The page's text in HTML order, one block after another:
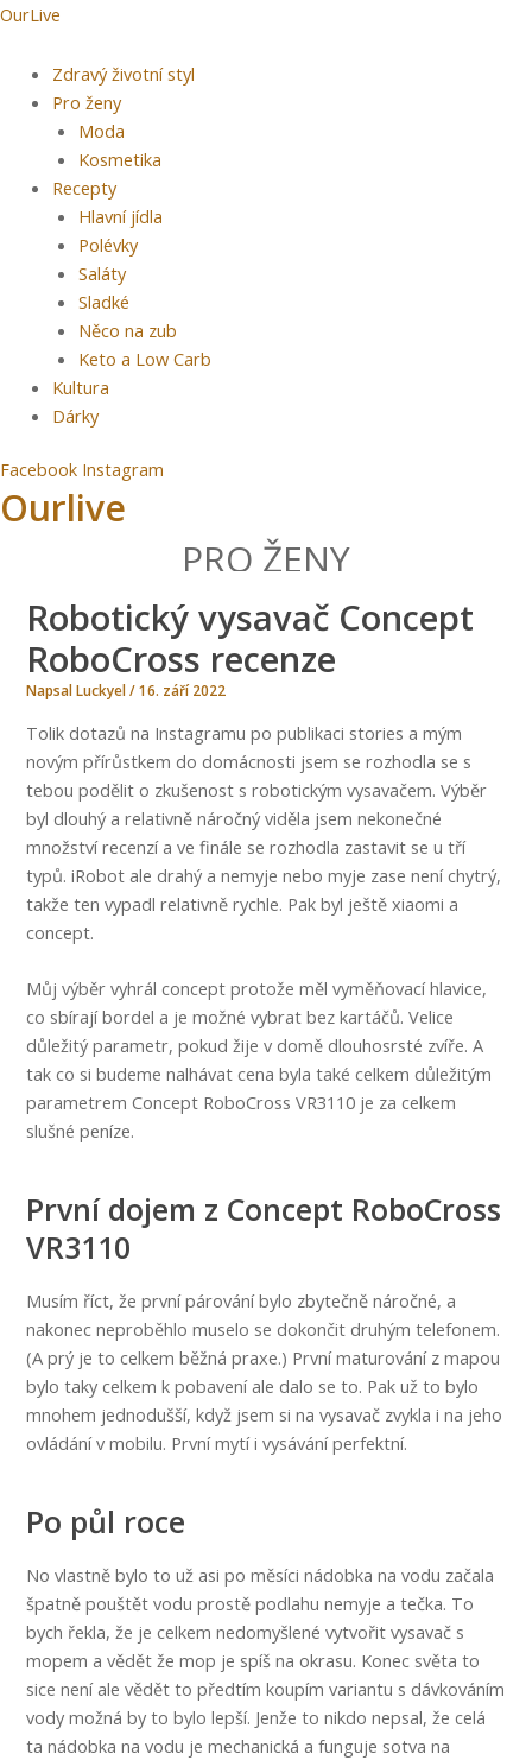
Přeskočit
obsah
OurLive
Menu
Zdravý životní styl
Pro ženy
Moda
Kosmetika
Recepty
Hlavní jídla
Polévky
Saláty
Sladké
Něco na zub
Keto a Low Carb
Kultura
Dárky
Facebook Instagram
Ourlive
PRO ŽENY
Robotický vysavač Concept
RoboCross recenze
NapsalLuckyel/16. září 2022
Tolik dotazů na Instagramu po publikaci stories a mým
novým přírůstkem do domácnosti jsem se rozhodla se s
tebou podělit o zkušenost s robotickým vysavačem. Výběr
byl dlouhý a relativně náročný viděla jsem nekonečné
množství recenzí a ve finále se rozhodla zastavit se u tří
typů. iRobot ale drahý a nemyje nebo myje zase není chytrý,
takže ten vypadl relativně rychle. Pak byl ještě xiaomi a
concept.
Můj výběr vyhrál concept protože měl vyměňovací hlavice,
co sbírají bordel a je možné vybrat bez kartáčů. Velice
důležitý parametr, pokud žije v domě dlouhosrsté zvíře. A
tak co si budeme nalhávat cena byla také celkem důležitým
parametrem Concept RoboCross VR3110 je za celkem
slušné peníze.
První dojem z Concept RoboCross
VR3110
Musím říct, že první párování bylo zbytečně náročné, a
nakonec neproběhlo muselo se dokončit druhým telefonem.
(A prý je to celkem běžná praxe.) První maturování z mapou
bylo taky celkem k pobavení ale dalo se to. Pak už to bylo
mnohem jednodušší, když jsem si na vysavač zvykla i na jeho
ovládání v mobilu. První mytí i vysávání perfektní.
Po půl roce
No vlastně bylo to už asi po měsíci nádobka na vodu začala
špatně pouštět vodu prostě podlahu nemyje a tečka. To
bych řekla, že je celkem nedomyšlené vytvořit vysavač s
mopem a vědět že mop je spíš na okrasu. Konec světa to
sice není ale vědět to předtím koupím variantu s dávkováním
vody možná by to bylo lepší. Jenže to nikdo nepsal, že celá
ta nádobka na vodu je mechanická a funguje sotva na
Post